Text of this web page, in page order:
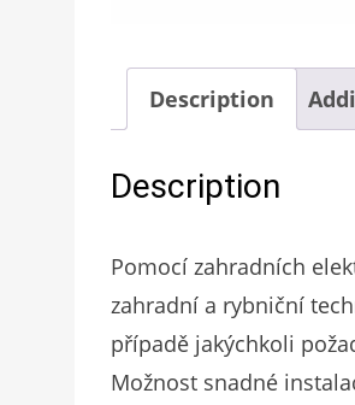
Description
Description
Pomocí zahradních
zahradní a rybniční
případě jakýchkoli
Možnost snadné